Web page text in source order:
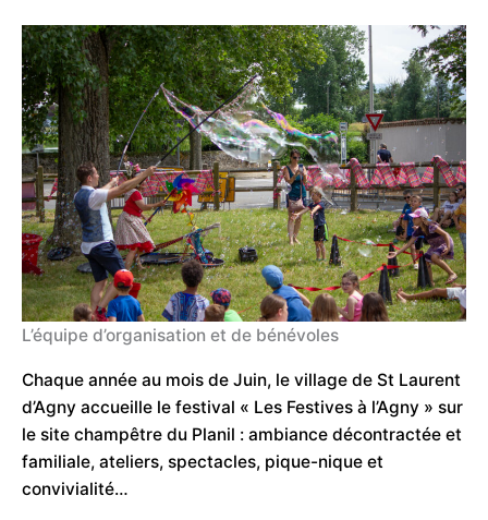
L’équipe d’organisation et de bénévoles
Chaque année au mois de Juin, le village de St Laurent
d’Agny accueille le festival « Les Festives à l’Agny » sur
le site champêtre du Planil : ambiance décontractée et
familiale, ateliers, spectacles, pique-nique et
convivialité…